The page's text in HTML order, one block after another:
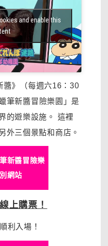
and enable this
醬》（每週六16：30
蠟筆新醬冒險樂園」 是
的遊樂設施。 這裡
外三個景點和商店。
新醬冒險樂
網站
上購票！
利入場！